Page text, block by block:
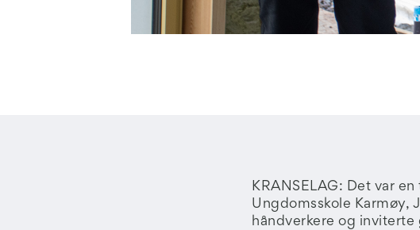
KRANSELAG: Det var
Ungdomsskole Karmøy,
håndverkere og